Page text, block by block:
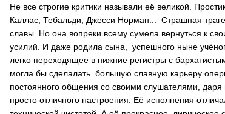
Не все строгие критики называли её великой.
Каллас, Тебальди, Джесси Норман... Страшная
славы. Но она вопреки всему сумела вернуться к
усилий. И даже родила сына, успешного ныне
легко переходящее в нижние регистры с
могла бы сделалать большую славную карьеру
постоянного общения со своими слушателями,
просто отличного настроения. Её исполнения